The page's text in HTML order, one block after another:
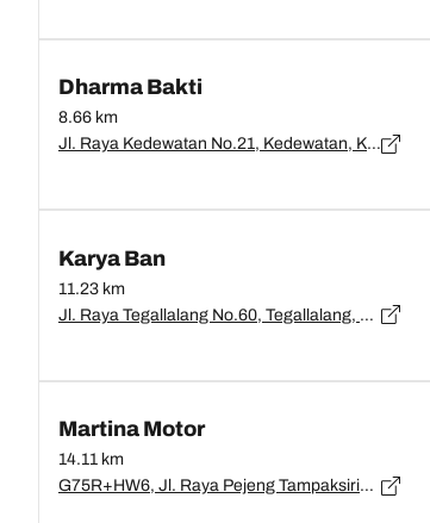
Dharma Bakti
8.66 km
Jl. Raya Kedewatan No.21, Kedewatan, Kecamatan Ubud, Kabupaten Gianyar, Bali 80571, Indonesia, Bali, Gianyar - 80571
Karya Ban
11.23 km
Jl. Raya Tegallalang No.60, Tegallalang, Kec. Tegallalang, Kabupaten Gianyar, Bali 80561, Bali, Kab. Gianyar - 80561
Martina Motor
14.11 km
G75R+HW6, Jl. Raya Pejeng Tampaksiring, Pejeng Kaja, Kec. Tampaksiring, Kabupaten Gianyar, Bali 80552, Bali, Gianyar - 80552